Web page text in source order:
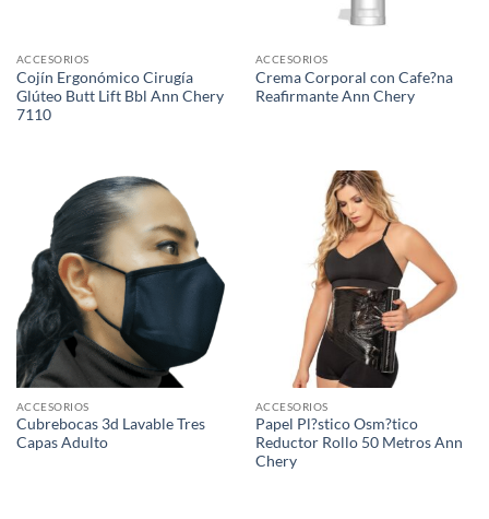
ACCESORIOS
Cojín Ergonómico Cirugía
Glúteo Butt Lift Bbl Ann Chery
7110
ACCESORIOS
Crema Corporal con Cafe?na
Reafirmante Ann Chery
ACCESORIOS
Cubrebocas 3d Lavable Tres
Capas Adulto
ACCESORIOS
Papel Pl?stico Osm?tico
Reductor Rollo 50 Metros Ann
Chery